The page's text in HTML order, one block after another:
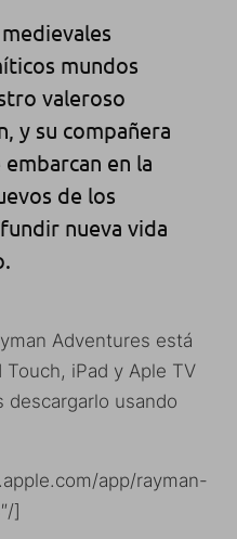
mundos
valeroso
y su compañera
en la
de los
nueva vida
Adventures está
iPad y Aple TV
descargarlo usando
app/rayman-
]